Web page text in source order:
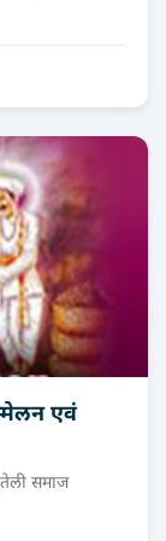
एवं
समाज